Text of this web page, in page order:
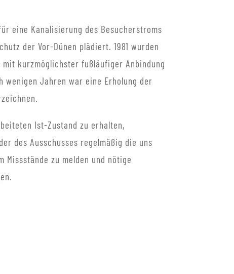
eine Kanalisierung des Besucherstroms
der Vor-Dünen plädiert. 1981 wurden
kurzmöglichster fußläufiger Anbindung
wenigen Jahren war eine Erholung der
Ist-Zustand zu erhalten,
des Ausschusses regelmäßig die uns
Missstände zu melden und nötige